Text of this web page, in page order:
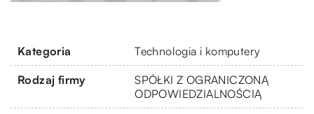
Kategoria Technologia i komputery
Rodzaj firmy
SPÓŁKI Z OGRANICZONĄ
ODPOWIEDZIALNOŚCIĄ